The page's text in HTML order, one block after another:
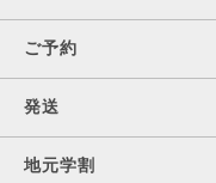
ご予約
発送
地元学割